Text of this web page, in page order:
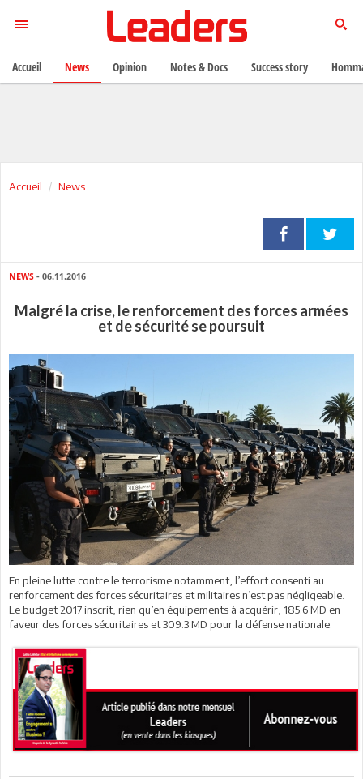
Accueil News
NEWS - 06.11.2016
Malgré la crise, le renforcement des forces armées
et de sécurité se poursuit
En pleine lutte contre le terrorisme notamment, l’effort consenti au
renforcement des forces sécuritaires et militaires n’est pas négligeable.
Le budget 2017 inscrit, rien qu’en équipements à acquérir, 185.6 MD en
faveur des forces sécuritaires et 309.3 MD pour la défense nationale.
Accueil News Opinion Notes & Docs Success story